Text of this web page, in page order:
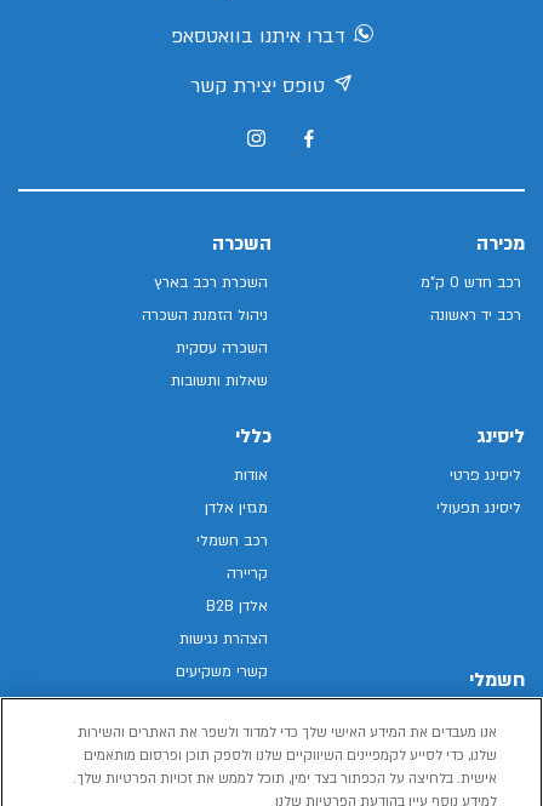
דברו איתנו בוואטסאפ
טופס יצירת קשר
מכירה
רכב חדש 0 ק"מ
רכב יד ראשונה
השכרה
השכרת רכב בארץ
ניהול הזמנת השכרה
השכרה עסקית
שאלות ותשובות
ליסינג
ליסינג פרטי
ליסינג תפעולי
חשמלי
רכב חשמלי
הכל על רכב חשמלי
כללי
אודות
מגזין אלדן
רכב חשמלי
קריירה
אלדן B2B
הצהרת נגישות
קשרי משקיעים
מפת האתר
מדיניות פרטיות
תנאי שימוש
אנו מעבדים את המידע האישי שלך כדי למדוד ולשפר את האתרים והשירות
שלנו, כדי לסייע לקמפיינים השיווקיים שלנו ולספק תוכן ופרסום מותאמים
אישית. בלחיצה על הכפתור בצד ימין, תוכל לממש את זכויות הפרטיות שלך.
למידע נוסף עיין בהודעת הפרטיות שלנו